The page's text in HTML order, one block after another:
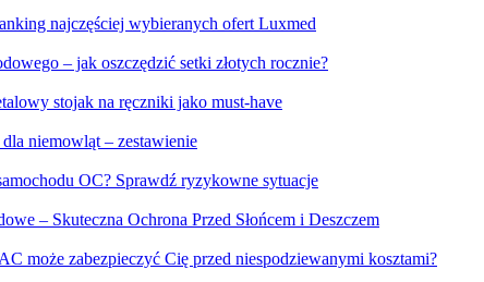
najczęściej wybieranych ofert Luxmed
– jak oszczędzić setki złotych rocznie?
stojak na ręczniki jako must-have
niemowląt – zestawienie
OC? Sprawdź ryzykowne sytuacje
– Skuteczna Ochrona Przed Słońcem i Deszczem
może zabezpieczyć Cię przed niespodziewanymi kosztami?